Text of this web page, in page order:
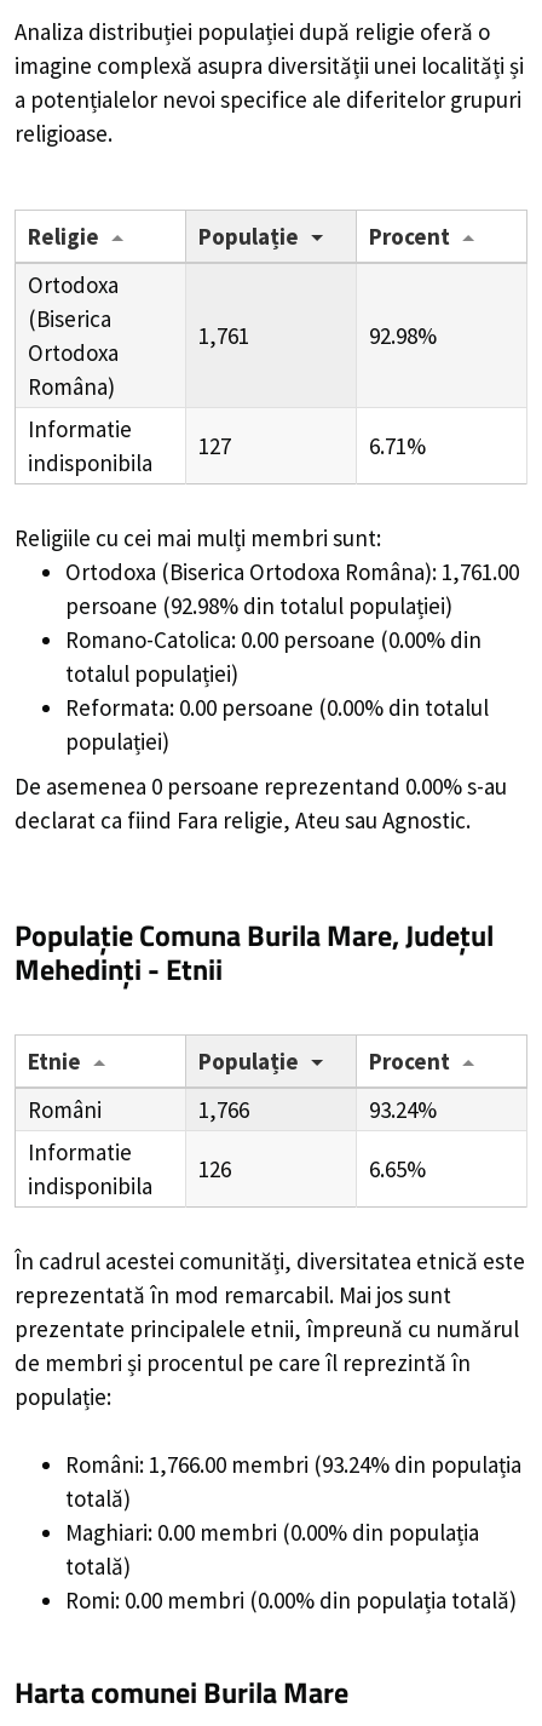
Analiza distribuției populației după religie oferă o
imagine complexă asupra diversității unei localități și
a potențialelor nevoi specifice ale diferitelor grupuri
religioase.
Religie Populație
Procent
Ortodoxa
(Biserica
Ortodoxa
Româna)
1,761 92.98%
Informatie
indisponibila
127 6.71%
Religiile cu cei mai mulți membri sunt:
Ortodoxa (Biserica Ortodoxa Româna): 1,761.00
persoane (92.98% din totalul populației)
Romano-Catolica: 0.00 persoane (0.00% din
totalul populației)
Reformata: 0.00 persoane (0.00% din totalul
populației)
De asemenea 0 persoane reprezentand 0.00% s-au
declarat ca fiind Fara religie, Ateu sau Agnostic.
Populație Comuna Burila Mare, Județul
Mehedinți - Etnii
Etnie Populație
Procent
Români
1,766
93.24%
Informatie
indisponibila
126 6.65%
În cadrul acestei comunități, diversitatea etnică este
reprezentată în mod remarcabil. Mai jos sunt
prezentate principalele etnii, împreună cu numărul
de membri și procentul pe care îl reprezintă în
populație:
Români: 1,766.00 membri (93.24% din populația
totală)
Maghiari: 0.00 membri (0.00% din populația
totală)
Romi: 0.00 membri (0.00% din populația totală)
Harta comunei Burila Mare